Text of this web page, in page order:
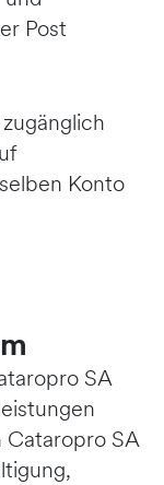
Post
Konto
SA
Cataropro SA